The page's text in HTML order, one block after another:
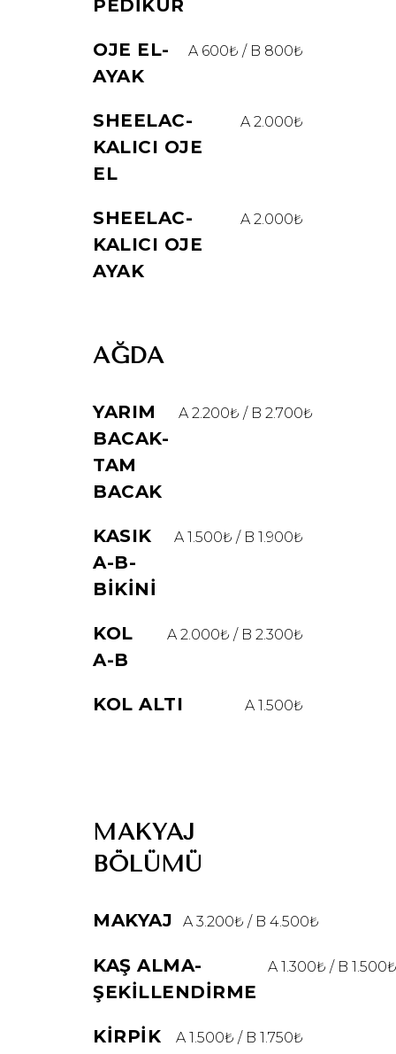
PEDIKÜR
OJE EL-
AYAK
A 600₺ / B 800₺
SHEELAC-
KALICI OJE
EL
A 2.000₺
SHEELAC-
KALICI OJE
AYAK
A 2.000₺
AĞDA
YARIM
BACAK-
TAM
BACAK
A 2.200₺ / B 2.700₺
KASIK
A-B-
BIKINI
A 1.500₺ / B 1.900₺
KOL
A-B
A 2.000₺ / B 2.300₺
KOL ALTI A 1.500₺
MAKYAJ
BÖLÜMÜ
MAKYAJ A 3.200₺ / B 4.500₺
KAŞ ALMA-
ŞEKILLENDIRME
A 1.300₺ / B 1.500₺
KIRPIK
A 1.500₺ / B 1.750₺